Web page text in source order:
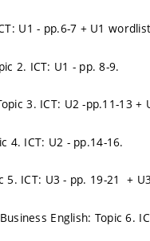
U1 - pp.6-7 + U1 wordlist
2. ICT: U1 - pp. 8-9.
3. ICT: U2 -pp.11-13
4. ICT: U2 - pp.14-16.
5. ICT: U3 - pp. 19-21 +
English: Topic 6.